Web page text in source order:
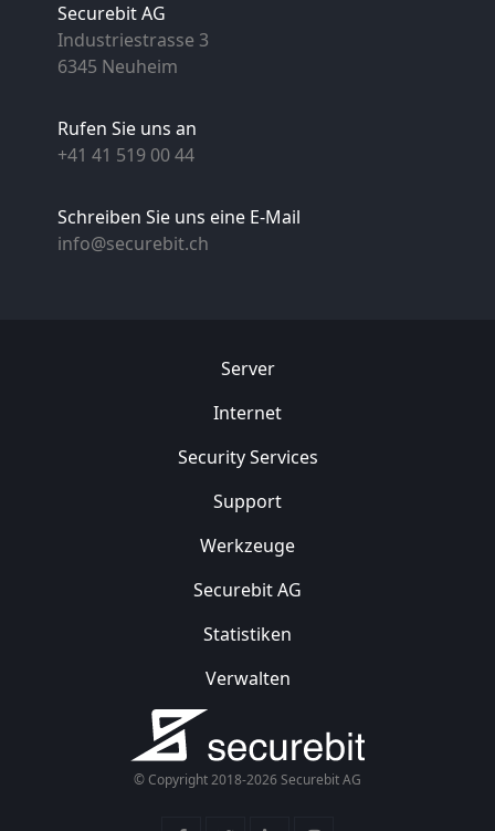
Securebit AG
Industriestrasse 3
6345 Neuheim
Rufen Sie uns an
+41 41 519 00 44
Schreiben Sie uns eine E-Mail
info@securebit.ch
Server
Internet
Security Services
Support
Werkzeuge
Securebit AG
Statistiken
Verwalten
© Copyright 2018-2026 Securebit AG